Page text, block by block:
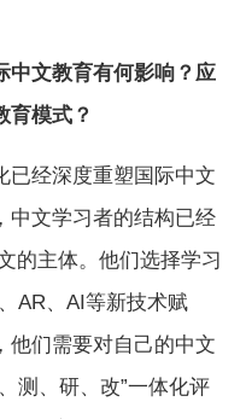
中文教育有何影响？应
育模式？
已经深度重塑国际中文
中文学习者的结构已经
的主体。他们选择学习
AR、AI等新技术赋
他们需要对自己的中文
测、研、改”一体化评